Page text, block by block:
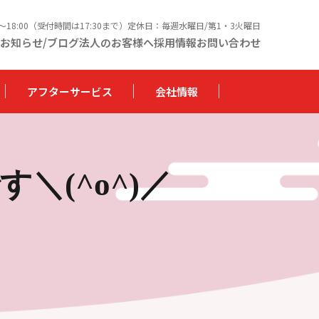
18:00（受付時間は17:30まで）定休日：毎週水曜日/第1・3火曜日
お知らせ/ブログ法人のお客様へ採用情報お問い合わせ
アフターサービス 会社情報
＼(^o^)／